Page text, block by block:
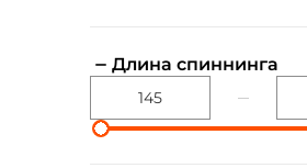
Длина спиннинга